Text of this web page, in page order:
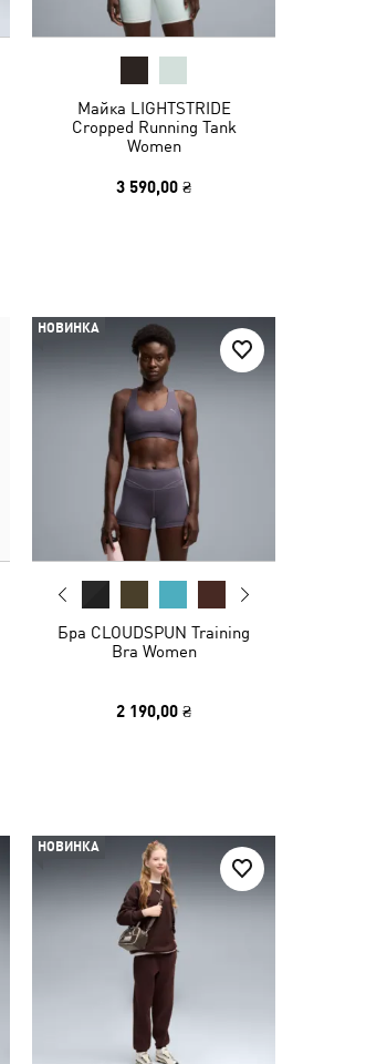
Майка LIGHTSTRIDE
Cropped Running Tank
Women
3 590,00 ₴
НОВИНКА
Бра CLOUDSPUN Training
Bra Women
2 190,00 ₴
НОВИНКА